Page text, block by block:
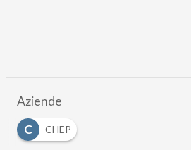
Aziende
C
CHEP